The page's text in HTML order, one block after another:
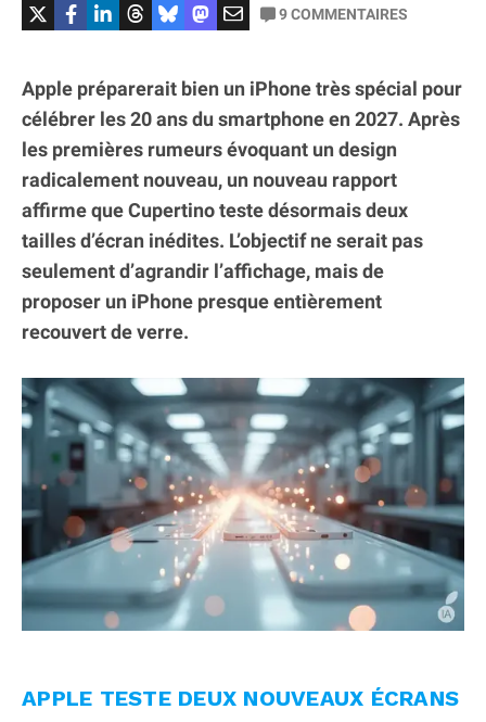
9COMMENTAIRES
Apple préparerait bien un iPhone très spécial pour
célébrer les 20 ans du smartphone en 2027. Après
les premières rumeurs évoquant un design
radicalement nouveau, un nouveau rapport
affirme que Cupertino teste désormais deux
tailles d’écran inédites. L’objectif ne serait pas
seulement d’agrandir l’affichage, mais de
proposer un iPhone presque entièrement
recouvert de verre.
APPLE TESTE DEUX NOUVEAUX ÉCRANS